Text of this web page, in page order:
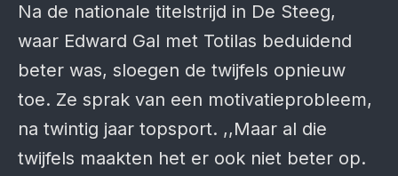
Na de nationale titelstrijd in De Steeg,
waar Edward Gal met Totilas beduidend
beter was, sloegen de twijfels opnieuw
toe. Ze sprak van een motivatieprobleem,
na twintig jaar topsport. ,,Maar al die
twijfels maakten het er ook niet beter op.